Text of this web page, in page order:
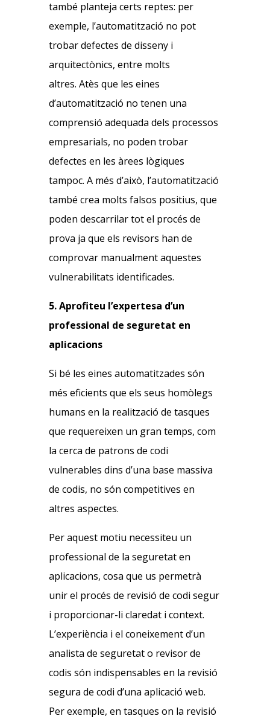
també planteja certs reptes: per
exemple, l’automatització no pot
trobar defectes de disseny i
arquitectònics, entre molts
altres. Atès que les eines
d’automatització no tenen una
comprensió adequada dels processos
empresarials, no poden trobar
defectes en les àrees lògiques
tampoc. A més d’això, l’automatització
també crea molts falsos positius, que
poden descarrilar tot el procés de
prova ja que els revisors han de
comprovar manualment aquestes
vulnerabilitats identificades.
5. Aprofiteu l’expertesa d’un
professional de seguretat en
aplicacions
Si bé les eines automatitzades són
més eficients que els seus homòlegs
humans en la realització de tasques
que requereixen un gran temps, com
la cerca de patrons de codi
vulnerables dins d’una base massiva
de codis, no són competitives en
altres aspectes.
Per aquest motiu necessiteu un
professional de la seguretat en
aplicacions, cosa que us permetrà
unir el procés de revisió de codi segur
i proporcionar-li claredat i context.
L’experiència i el coneixement d’un
analista de seguretat o revisor de
codis són indispensables en la revisió
segura de codi d’una aplicació web.
Per exemple, en tasques on la revisió